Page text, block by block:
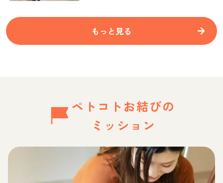
もっと見る
ペトコトお結びの
ミッション